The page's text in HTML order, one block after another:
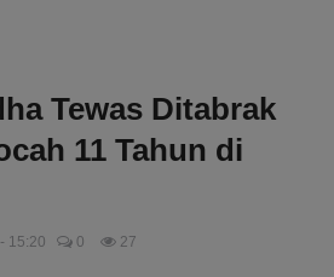
Tewas Ditabrak
11 Tahun di
15:20 0 27